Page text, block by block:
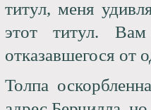
титул, меня
этот титул.
отказавшегося от
Толпа